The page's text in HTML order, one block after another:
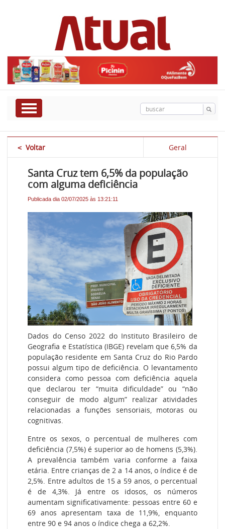
<Voltar Geral
Santa Cruz tem 6,5% da população
com alguma deficiência
Publicada dia 02/07/2025 às 13:21:11
Dados do Censo 2022 do Instituto Brasileiro de
Geografia e Estatística (IBGE) revelam que 6,5% da
população residente em Santa Cruz do Rio Pardo
possui algum tipo de deficiência. O levantamento
considera como pessoa com deficiência aquela
que declarou ter “muita dificuldade” ou “não
conseguir de modo algum” realizar atividades
relacionadas a funções sensoriais, motoras ou
cognitivas.
Entre os sexos, o percentual de mulheres com
deficiência (7,5%) é superior ao de homens (5,3%).
A prevalência também varia conforme a faixa
etária. Entre crianças de 2 a 14 anos, o índice é de
2,5%. Entre adultos de 15 a 59 anos, o percentual
é de 4,3%. Já entre os idosos, os números
aumentam significativamente: pessoas entre 60 e
69 anos apresentam taxa de 11,9%, enquanto
entre 90 e 94 anos o índice chega a 62,2%.